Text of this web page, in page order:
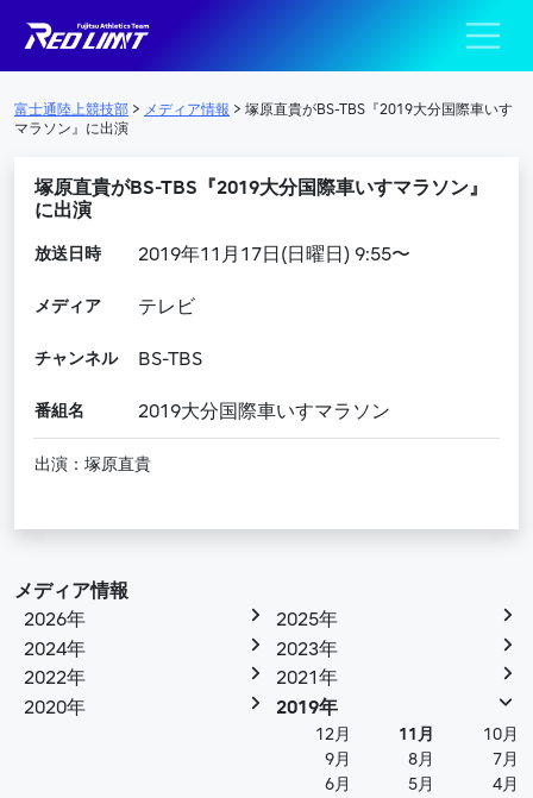
メインナビゲーション
陸上競技部 –
富士通陸上競技部 > メディア情報 > 塚原直貴がBS-TBS『2019大分国際車いす
マラソン』に出演
塚原直貴がBS-TBS『2019大分国際車いすマラソン』
に出演
放送日時 2019年11月17日(日曜日) 9:55〜
メディア テレビ
チャンネル BS-TBS
番組名 2019大分国際車いすマラソン
出演：塚原直貴
メディア情報
2026年
2025年
2024年
2023年
2022年
2021年
2020年
2019年
12月 11月
10月
9月
8月
7月
6月
5月
4月